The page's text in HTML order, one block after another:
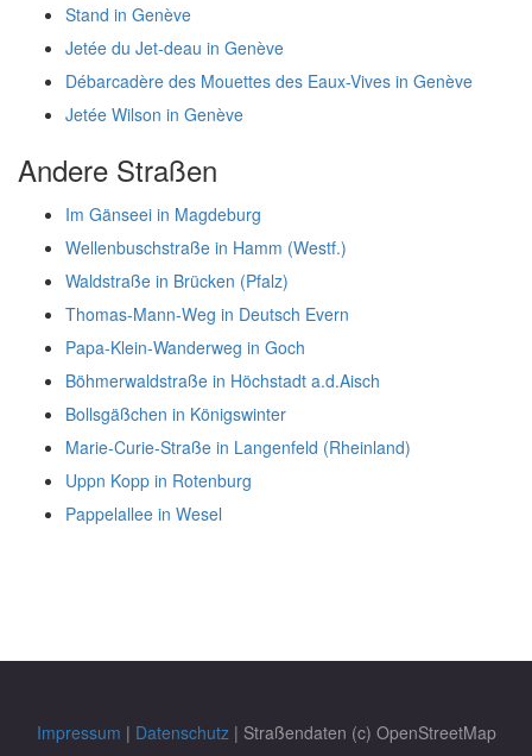
Stand in Genève
Jetée du Jet-deau in Genève
Débarcadère des Mouettes des Eaux-Vives in Genève
Jetée Wilson in Genève
Andere Straßen
Im Gänseei in Magdeburg
Wellenbuschstraße in Hamm (Westf.)
Waldstraße in Brücken (Pfalz)
Thomas-Mann-Weg in Deutsch Evern
Papa-Klein-Wanderweg in Goch
Böhmerwaldstraße in Höchstadt a.d.Aisch
Bollsgäßchen in Königswinter
Marie-Curie-Straße in Langenfeld (Rheinland)
Uppn Kopp in Rotenburg
Pappelallee in Wesel
Impressum | Datenschutz| Straßendaten (c) OpenStreetMap